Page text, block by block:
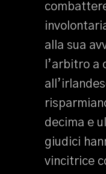
alla sua
l’arbitro a
decima e
giudici
vincitrice